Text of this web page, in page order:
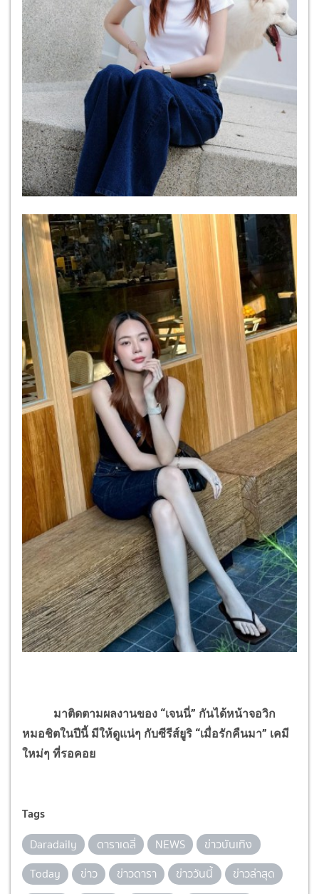
มาติดตามผลงานของ “เจนนี่” กันได้หน้าจอวิก
หมอชิตในปีนี้ มีให้ดูแน่ๆ กับซีรีส์ยูริ “เมื่อรักคืนมา” เคมี
ใหม่ๆ ที่รอคอย
Tags
Daradaily ดาราเดลี่ NEWS
ข่าวบันเทิง
Today
ข่าว ข่าวดารา ข่าววันนี้
ข่าวล่าสุด